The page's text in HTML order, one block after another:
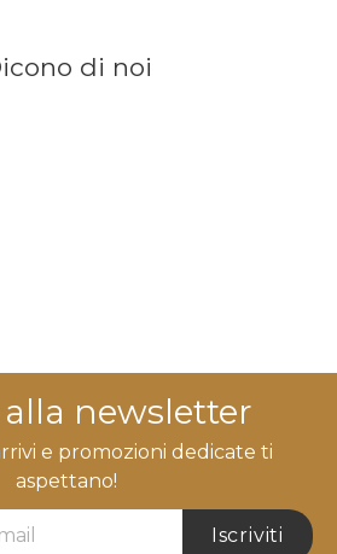
di noi
newsletter
e promozioni dedicate ti
aspettano!
Iscriviti